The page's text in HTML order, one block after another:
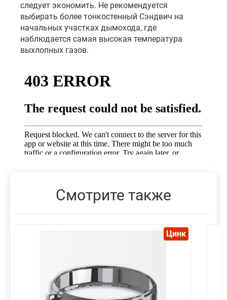
следует экономить. Не рекомендуется
выбирать более тонкостенный Сэндвич на
начальных участках дымохода, где
наблюдается самая высокая температура
выхлопных газов.
Смотрите также
Цинк